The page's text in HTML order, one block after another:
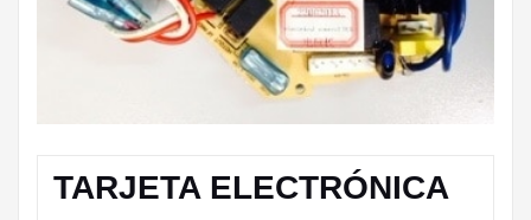
TARJETA ELECTRÓNICA